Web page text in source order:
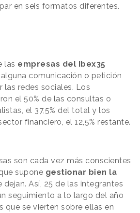
en seis formatos diferentes.
las empresas del Ibex35
comunicación o petición
las redes sociales. Los
el 50% de las consultas o
el 37,5% del total y los
financiero, el 12,5% restante.
son cada vez más conscientes
supone gestionar bien la
dejan. Así, 25 de las integrantes
seguimiento a lo largo del año
que se vierten sobre ellas en